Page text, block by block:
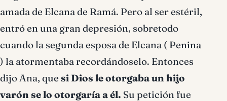
amada de Elcana de Ramá. Pero al ser estéril,
entró en una gran depresión, sobretodo
cuando la segunda esposa de Elcana ( Penina
) la atormentaba recordándoselo. Entonces
dijo Ana, que si Dios leotorgaba un hijo
varón se lo otorgaría a él. Su petición fue